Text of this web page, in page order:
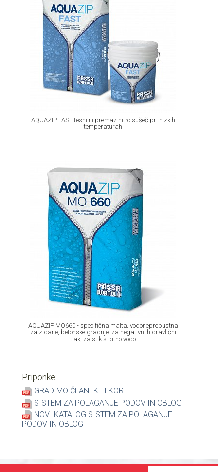
AQUAZIP FAST tesnilni premaz hitro sušeč pri nizkih
temperaturah
AQUAZIP MO660 - specifična malta, vodoneprepustna
za zidane, betonske gradnje, za negativni hidravlični
tlak, za stik s pitno vodo
Priponke:
GRADIMO ČLANEK ELKOR
SISTEM ZA POLAGANJE PODOV IN OBLOG
NOVI KATALOG SISTEM ZA POLAGANJE
PODOV IN OBLOG